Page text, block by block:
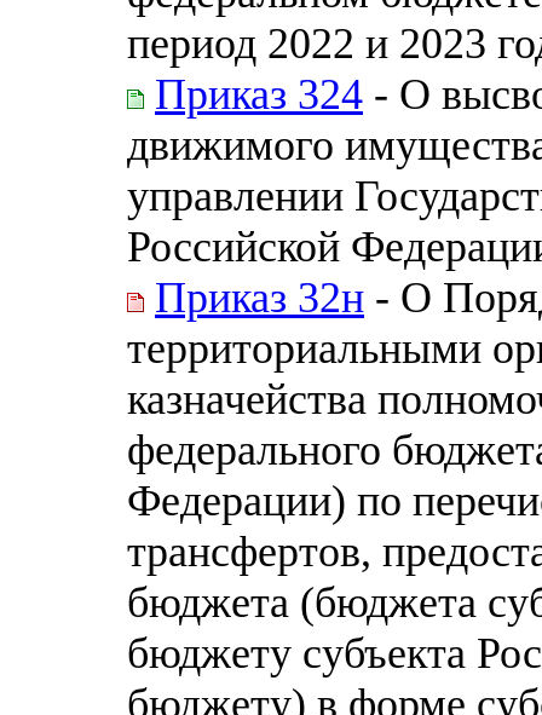
период 2022 и 2023
Приказ 324 - О
движимого
управлении
Российской
Приказ 32н - О
территориальными
казначейства
федерального
Федерации) по
трансфертов,
бюджета (бюджета
бюджету субъекта
бюджету) в форме